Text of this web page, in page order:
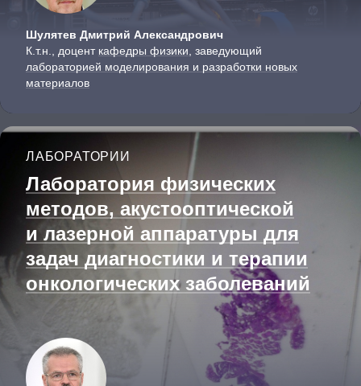
Шулятев Дмитрий Александрович
К.т.н., доцент кафедры физики , заведующий
лабораторией моделирования и разработки новых
материалов
ЛАБОРАТОРИИ
Лаборатория физических
методов, акустооптичес­кой
и лазерной аппаратуры для
задач диагностики и терапии
онкологических заболеваний